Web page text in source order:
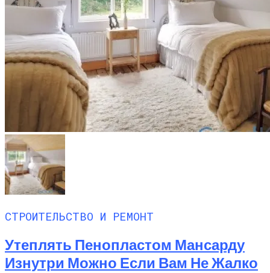
СТРОИТЕЛЬСТВО И РЕМОНТ
Утеплять Пенопластом Мансарду
Изнутри Можно Если Вам Не Жалко